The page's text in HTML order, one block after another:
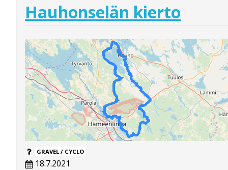
Hauhonselän kierto
GRAVEL / CYCLO
18.7.2021